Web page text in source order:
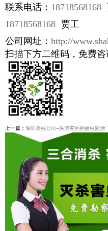
联系电话： 18718568168
18718568168 贾工
公司网址： http://
扫描下方二维码，免费咨
上一篇： 深圳杀虫公司--洪涝灾区的蚊虫防治